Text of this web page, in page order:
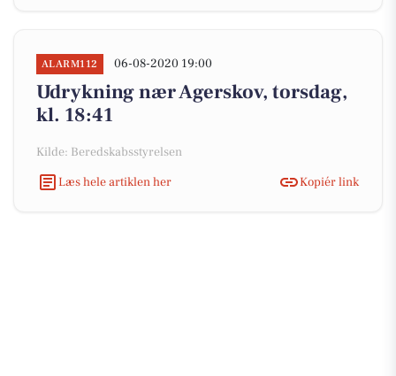
ALARM112 06-08-2020 19:00
Udrykning nær Agerskov, torsdag,
kl. 18:41
Kilde: Beredskabsstyrelsen
Læs hele artiklen her
Kopiér link